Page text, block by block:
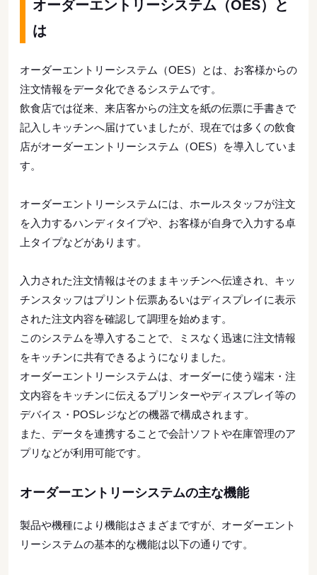
オーダーエントリーシステム（OES）と
は
オーダーエントリーシステム（OES）とは、お客様からの
注文情報をデータ化できるシステムです。
飲食店では従来、来店客からの注文を紙の伝票に手書きで
記入しキッチンへ届けていましたが、現在では多くの飲食
店がオーダーエントリーシステム（OES）を導入していま
す。
オーダーエントリーシステムには、ホールスタッフが注文
を入力するハンディタイプや、お客様が自身で入力する卓
上タイプなどがあります。
入力された注文情報はそのままキッチンへ伝達され、キッ
チンスタッフはプリント伝票あるいはディスプレイに表示
された注文内容を確認して調理を始めます。
このシステムを導入することで、ミスなく迅速に注文情報
をキッチンに共有できるようになりました。
オーダーエントリーシステムは、オーダーに使う端末・注
文内容をキッチンに伝えるプリンターやディスプレイ等の
デバイス・POSレジなどの機器で構成されます。
また、データを連携することで会計ソフトや在庫管理のア
プリなどが利用可能です。
オーダーエントリーシステムの主な機能
製品や機種により機能はさまざまですが、オーダーエント
リーシステムの基本的な機能は以下の通りです。